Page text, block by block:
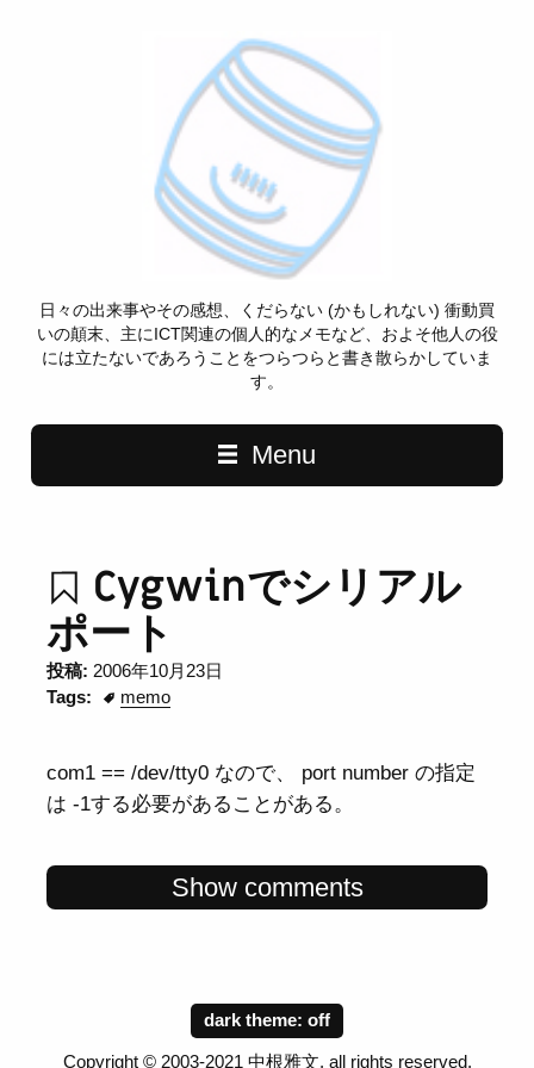
日々の出来事やその感想、くだらない (かもしれない) 衝動買
いの顛末、主にICT関連の個人的なメモなど、およそ他人の役
には立たないであろうことをつらつらと書き散らかしていま
す。
Menu
Cygwinでシリアル
ポート
投稿: 2006年10月23日
Tags:
memo
com1 == /dev/tty0 なので、 port number の指定
は -1する必要があることがある。
Show comments
dark theme:
Copyright © 2003-2021 中根雅文, all rights reserved.